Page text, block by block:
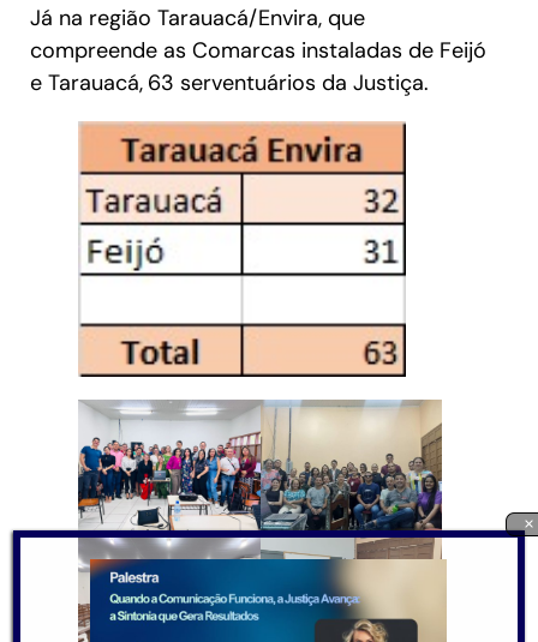
Já na região Tarauacá/Envira, que
compreende as Comarcas instaladas de Feijó
e Tarauacá, 63 serventuários da Justiça.
×